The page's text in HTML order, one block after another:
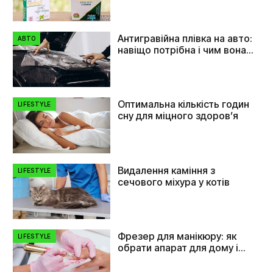
АВТО
Антигравійна плівка на авто:
навіщо потрібна і чим вона
LIFESTYLE
Оптимальна кількість годин
сну для міцного здоров’я
LIFESTYLE
Видалення каміння з
сечового міхура у котів
LIFESTYLE
Фрезер для манікюру: як
обрати апарат для дому і